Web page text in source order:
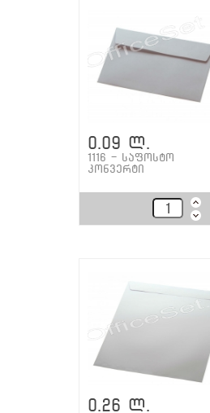
0.09 ლ.
1116 - საფოსტო
კონვერტი
0.26 ლ.